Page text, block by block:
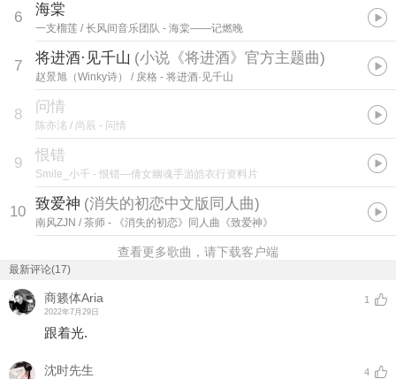
6 海棠
一支榴莲 / 长风间音乐团队 - 海棠——记燃晚
7 将进酒·见千山 (小说《将进酒》官方主题曲)
赵景旭（Winky诗） / 戾格 - 将进酒·见千山
8 问情
陈亦洺 / 尚辰 - 问情
9 恨错
Smile_小千 - 恨错—倩女幽魂手游皓衣行资料片
10 致爱神 (消失的初恋中文版同人曲)
南风ZJN / 茶师 - 《消失的初恋》同人曲《致爱神》
查看更多歌曲，请下载客户端
最新评论(17)
商籁体Aria
2022年7月29日
1
跟着光.
沈时先生 4